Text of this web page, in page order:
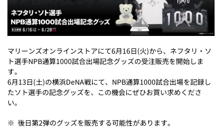
マリーンズオンラインストアにて6月16日(火)から、ネフタリ・ソ
ト選手NPB通算1000試合出場記念グッズの受注販売を開始しま
す。
6月13日(土)の横浜DeNA戦にて、NPB通算1000試合出場を記録し
たソト選手の記念グッズを、この機会にぜひお買い求めくださ
い。
※ 後日第2弾のグッズを販売する可能性があります。